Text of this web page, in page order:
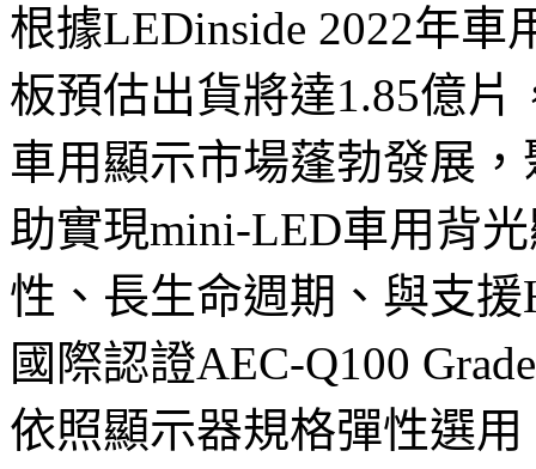
根據LEDinside 2022年
板預估出貨將達1.85億片
車用顯示市場蓬勃發展
助實現mini-LED車用背
性、長生命週期、與支
國際認證AEC-Q100
依照顯示器規格彈性選